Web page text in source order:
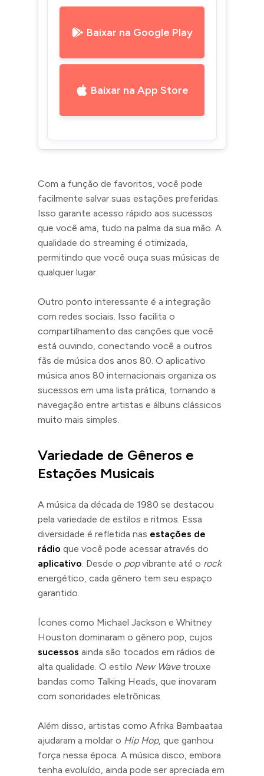
Baixar na Google Play
Baixar na App Store
Com a função de favoritos, você pode
facilmente salvar suas estações preferidas.
Isso garante acesso rápido aos sucessos
que você ama, tudo na palma da sua mão. A
qualidade do streaming é otimizada,
permitindo que você ouça suas músicas de
qualquer lugar.
Outro ponto interessante é a integração
com redes sociais. Isso facilita o
compartilhamento das canções que você
está ouvindo, conectando você a outros
fãs de música dos anos 80. O aplicativo
música anos 80 internacionais organiza os
sucessos em uma lista prática, tornando a
navegação entre artistas e álbuns clássicos
muito mais simples.
Variedade de Gêneros e
Estações Musicais
A música da década de 1980 se destacou
pela variedade de estilos e ritmos. Essa
diversidade é refletida nas estações de
rádio que você pode acessar através do
aplicativo. Desde o popvibrante até o rock
energético, cada gênero tem seu espaço
garantido.
Ícones como Michael Jackson e Whitney
Houston dominaram o gênero pop, cujos
sucessos ainda são tocados em rádios de
alta qualidade. O estilo New Wavetrouxe
bandas como Talking Heads, que inovaram
com sonoridades eletrônicas.
Além disso, artistas como Afrika Bambaataa
ajudaram a moldar o Hip Hop, que ganhou
força nessa época. A música disco, embora
tenha evoluído, ainda pode ser apreciada em